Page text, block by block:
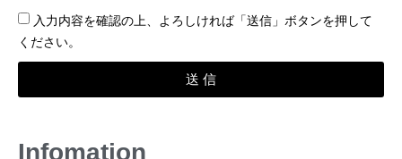
入力内容を確認​の上、よろしければ「送信」ボタンを押して
ください。
送 信
Infomation